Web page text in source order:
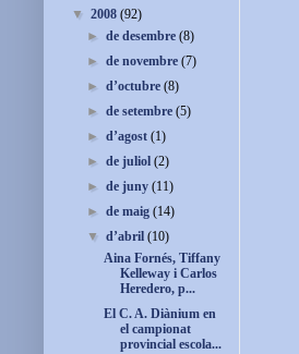
▼ 2008 (92)
►de desembre(8)
►de novembre(7)
►d’octubre(8)
►de setembre(5)
►d’agost(1)
►de juliol(2)
►de juny(11)
►de maig(14)
▼d’abril(10)
Aina Fornés, Tiffany
Kelleway i Carlos
Heredero, p...
El C. A. Diànium en
el campionat
provincial escola...